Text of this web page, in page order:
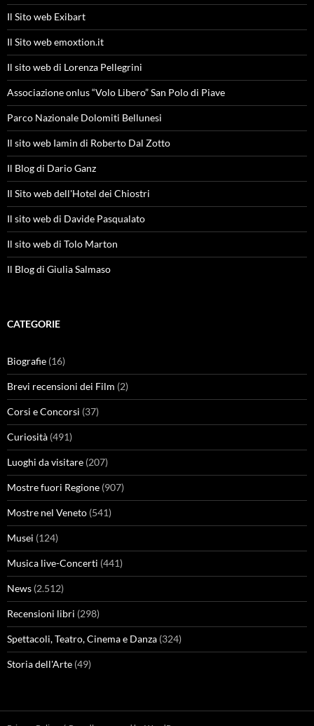
Il Sito web Exibart
Il Sito web emoxtion.it
Il sito web di Lorenza Pellegrini
Associazione onlus “Volo Libero” San Polo di Piave
Parco Nazionale Dolomiti Bellunesi
Il sito web Iamin di Roberto Dal Zotto
Il Blog di Dario Ganz
Il Sito web dell'Hotel dei Chiostri
Il sito web di Davide Pasqualato
Il sito web di Tolo Marton
Il Blog di Giulia Salmaso
CATEGORIE
Biografie (16)
Brevi recensioni dei Film (2)
Corsi e Concorsi (37)
Curiosità (491)
Luoghi da visitare (207)
Mostre fuori Regione (907)
Mostre nel Veneto (541)
Musei (124)
Musica live-Concerti (441)
News (2.512)
Recensioni libri (298)
Spettacoli, Teatro, Cinema e Danza (324)
Storia dell'Arte (49)